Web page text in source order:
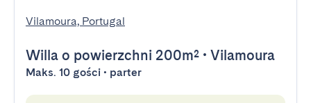
Vilamoura, Portugal
Willa o powierzchni 200m² • Vilamoura
Maks. 10 gości • parter